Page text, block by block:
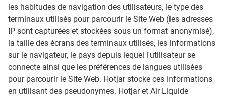
les habitudes de navigation des utilisateurs, le type des
terminaux utilisés pour parcourir le Site Web (les adresses
IP sont capturées et stockées sous un format anonymisé),
la taille des écrans des terminaux utilisés, les informations
sur le navigateur, le pays depuis lequel l'utilisateur se
connecte ainsi que les préférences de langues utilisées
pour parcourir le Site Web. Hotjar stocke ces informations
en utilisant des pseudonymes. Hotjar et Air Liquide